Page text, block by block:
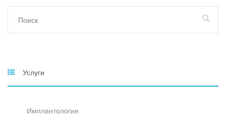
Услуги
Имплантология